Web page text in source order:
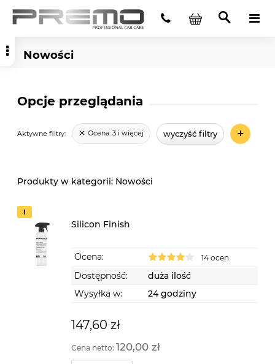
Nowości
Opcje przeglądania
Aktywne filtry: Ocena: 3 i więcej wyczyść filtry +
Nowości
Silicon Finish
Ocena: 14 ocen
Dostępność:
duża ilość
Wysyłka w:
24 godziny
147,60 zł
Cena netto:120,00 zł